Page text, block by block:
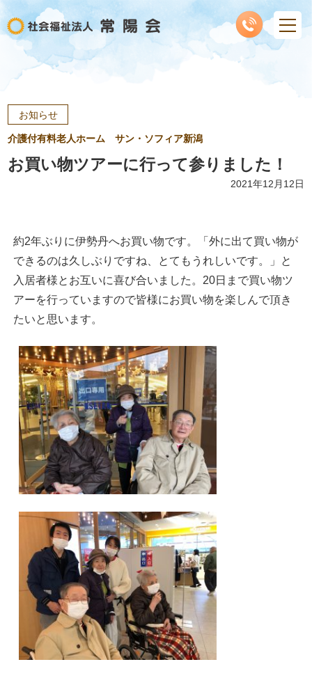
お知らせ
介護付有料老人ホーム サン・ソフィア新潟
お買い物ツアーに行って参りました！
2021年12月12日
約2年ぶりに伊勢丹へお買い物です。「外に出て買い物が
できるのは久しぶりですね、とてもうれしいです。」と
入居者様とお互いに喜び合いました。20日まで買い物ツ
アーを行っていますので皆様にお買い物を楽しんで頂き
たいと思います。